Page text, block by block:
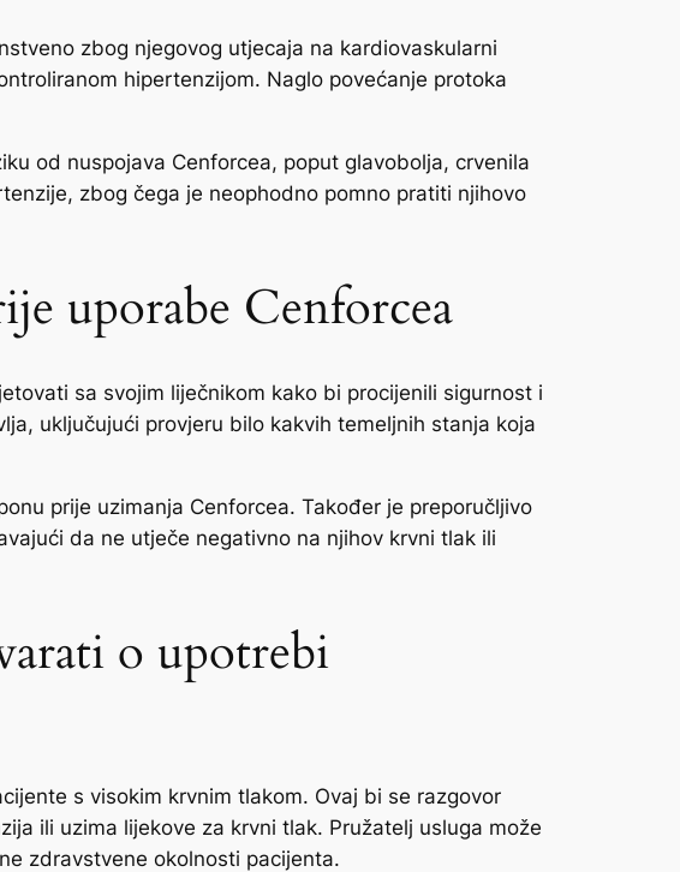
zbog njegovog utjecaja na kardiovaskularni
hipertenzijom. Naglo povećanje protoka
od nuspojava Cenforcea, poput glavobolja, crvenila
zbog čega je neophodno pomno pratiti njihovo
uporabe Cenforcea
sa svojim liječnikom kako bi procijenili sigurnost i
uključujući provjeru bilo kakvih temeljnih stanja koja
prije uzimanja Cenforcea. Također je preporučljivo
da ne utječe negativno na njihov krvni tlak ili
o upotrebi
s visokim krvnim tlakom. Ovaj bi se razgovor
ili uzima lijekove za krvni tlak. Pružatelj usluga može
zdravstvene okolnosti pacijenta.